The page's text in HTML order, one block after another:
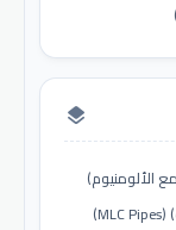
layers